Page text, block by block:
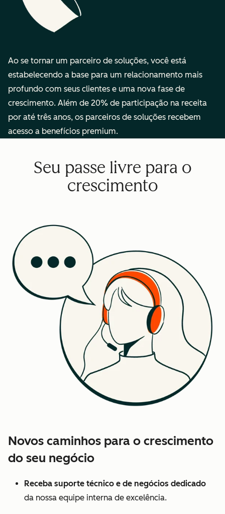
Ao se tornar um parceiro de soluções, você está
estabelecendo a base para um relacionamento mais
profundo com seus clientes e uma nova fase de
crescimento. Além de 20% de participação na receita
por até três anos, os parceiros de soluções recebem
acesso a benefícios premium.
Seu passe livre para o
crescimento
Novos caminhos para o crescimento
do seu negócio
Receba suporte técnico e de negócios dedicado
da nossa equipe interna de excelência.